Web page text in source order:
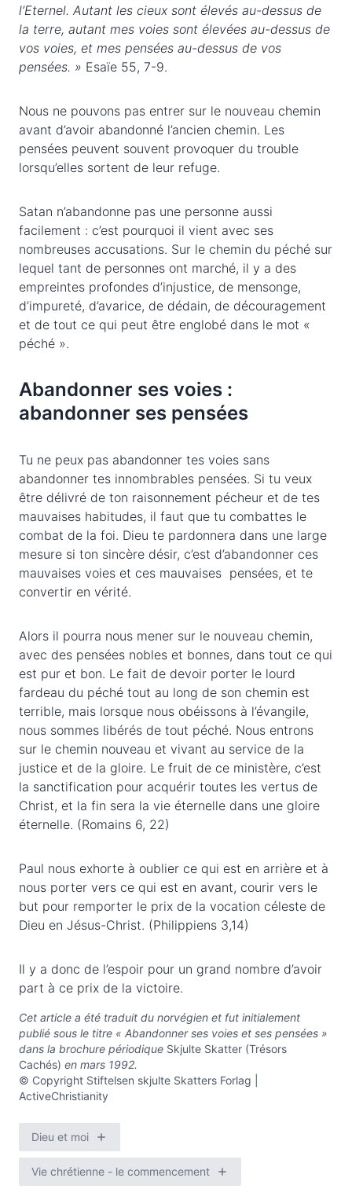
l’Eternel. Autant les cieux sont élevés au-dessus de
la terre, autant mes voies sont élevées au-dessus de
vos voies, et mes pensées au-dessus de vos
pensées. » Esaïe 55, 7-9.
Nous ne pouvons pas entrer sur le nouveau chemin
avant d’avoir abandonné l’ancien chemin. Les
pensées peuvent souvent provoquer du trouble
lorsqu’elles sortent de leur refuge.
Satan n’abandonne pas une personne aussi
facilement : c’est pourquoi il vient avec ses
nombreuses accusations. Sur le chemin du péché sur
lequel tant de personnes ont marché, il y a des
empreintes profondes d’injustice, de mensonge,
d’impureté, d’avarice, de dédain, de découragement
et de tout ce qui peut être englobé dans le mot «
péché ».
Abandonner ses voies :
abandonner ses pensées
Tu ne peux pas abandonner tes voies sans
abandonner tes innombrables pensées. Si tu veux
être délivré de ton raisonnement pécheur et de tes
mauvaises habitudes, il faut que tu combattes le
combat de la foi. Dieu te pardonnera dans une large
mesure si ton sincère désir, c’est d’abandonner ces
mauvaises voies et ces mauvaises pensées, et te
convertir en vérité.
Alors il pourra nous mener sur le nouveau chemin,
avec des pensées nobles et bonnes, dans tout ce qui
est pur et bon. Le fait de devoir porter le lourd
fardeau du péché tout au long de son chemin est
terrible, mais lorsque nous obéissons à l’évangile,
nous sommes libérés de tout péché. Nous entrons
sur le chemin nouveau et vivant au service de la
justice et de la gloire. Le fruit de ce ministère, c’est
la sanctification pour acquérir toutes les vertus de
Christ, et la fin sera la vie éternelle dans une gloire
éternelle. (Romains 6, 22)
Paul nous exhorte à oublier ce qui est en arrière et à
nous porter vers ce qui est en avant, courir vers le
but pour remporter le prix de la vocation céleste de
Dieu en Jésus-Christ. (Philippiens 3,14)
Il y a donc de l’espoir pour un grand nombre d’avoir
part à ce prix de la victoire.
Cet article a été traduit du norvégien et fut initialement
publié sous le titre « Abandonner ses voies et ses pensées »
dans la brochure périodique Skjulte Skatter (Trésors
Cachés) en mars 1992.
© Copyright Stiftelsen skjulte Skatters Forlag |
ActiveChristianity
Dieu et moi
Vie chrétienne - le commencement